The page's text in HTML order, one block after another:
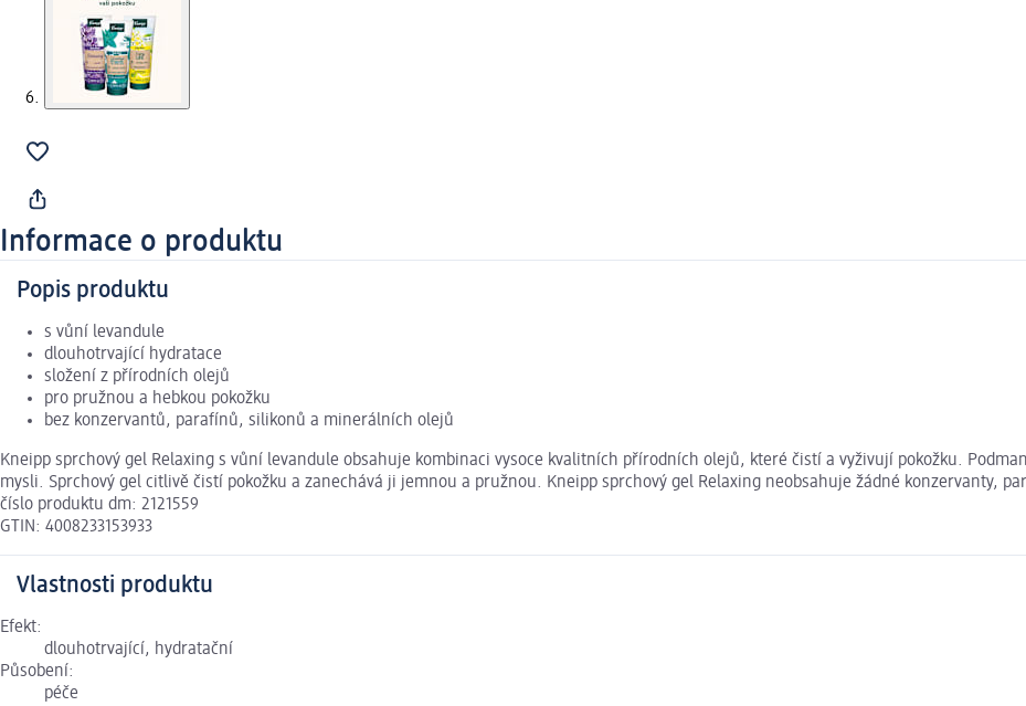
Informace o produktu
Popis produktu
s vůní levandule
dlouhotrvající hydratace
složení z přírodních olejů
pro pružnou a hebkou pokožku
bez konzervantů, parafínů, silikonů a minerálních olejů
Kneipp sprchový gel Relaxing s vůní levandule obsahuje kombinaci vysoce kvalitních přírodních olejů, které čistí a vyživují pokožku.
mysli. Sprchový gel citlivě čistí pokožku a zanechává ji jemnou a pružnou. Kneipp sprchový gel Relaxing neobsahuje žádné konzervanty,
číslo produktu dm: 2121559
GTIN: 4008233153933
Vlastnosti produktu
Efekt:
dlouhotrvající, hydratační
Působení:
péče